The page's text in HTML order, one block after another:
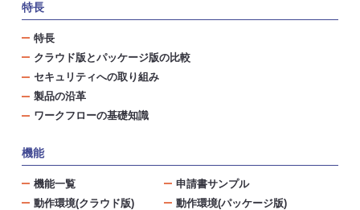
特長
特長
クラウド版とパッケージ版の比較
セキュリティへの取り組み
製品の沿革
ワークフローの基礎知識
機能
機能一覧
申請書サンプル
動作環境(クラウド版)
動作環境(パッケージ版)